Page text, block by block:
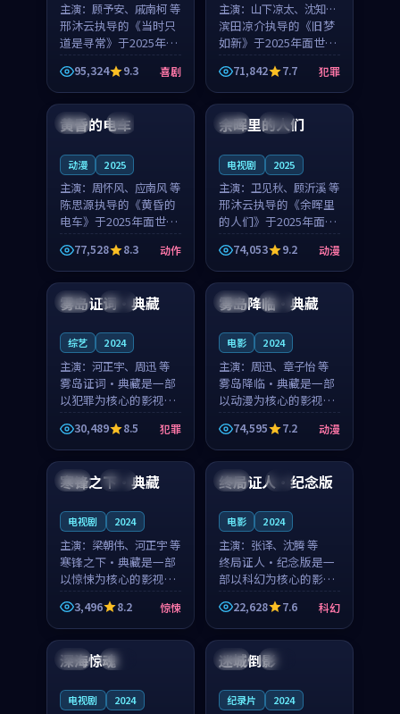
主演： 顾予安、戚南柯 等
邢沐云执导的《当时只
道是寻常》于2025年面
世，泰国的城市气质与
母女情深的人物心境共
同构筑了影片基调。顾
予安、戚南柯用细腻的
表演撑起整部喜剧电
95,324 9.3 喜剧
主演： 山下凉太、沈知韵
等
滨田凉介执导的《旧梦
如新》于2025年面世，
中国台湾的城市气质与
异国相遇的人物心境共
同构筑了影片基调。山
下凉太、沈知韵用细腻
的表演撑起整部犯罪
71,842 7.7 犯罪
日本 4K
黄昏的电车
动漫 2025
主演： 周怀风、应南风 等
陈思源执导的《黄昏的
电车》于2025年面世，
日本的城市气质与渔村
故事的人物心境共同构
筑了影片基调。周怀
风、应南风用细腻的表
演撑起整部动作电影，
77,528 8.3 动作
泰国 完结
余晖里的人们
电视剧 2025
主演： 卫见秋、顾沂溪 等
邢沐云执导的《余晖里
的人们》于2025年面
世，泰国的城市气质与
小镇生活的人物心境共
同构筑了影片基调。卫
见秋、顾沂溪用细腻的
表演撑起整部动漫电
74,053 9.2 动漫
韩国 热播
雾岛证词·典藏
综艺 2024
主演： 河正宇、周迅 等
雾岛证词·典藏是一部
以犯罪为核心的影视作
品，围绕危机、反转与
人物成长展开，整体节
奏紧凑，值得推荐观
看。
30,489 8.5 犯罪
韩国 完结
雾岛降临·典藏
电影 2024
主演： 周迅、章子怡 等
雾岛降临·典藏是一部
以动漫为核心的影视作
品，围绕危机、反转与
人物成长展开，整体节
奏紧凑，值得推荐观
看。
74,595 7.2 动漫
日本 杜比
寒锋之下·典藏
电视剧 2024
主演： 梁朝伟、河正宇 等
寒锋之下·典藏是一部
以惊悚为核心的影视作
品，围绕危机、反转与
人物成长展开，整体节
奏紧凑，值得推荐观
看。
3,496 8.2 惊悚
中国 4K
终局证人·纪念版
电影 2024
主演： 张译、沈腾 等
终局证人·纪念版是一
部以科幻为核心的影视
作品，围绕危机、反转
与人物成长展开，整体
节奏紧凑，值得推荐观
看。
22,628 7.6 科幻
中国 完结
深海惊魂
电视剧 2024
法国 热播
迷城倒影
纪录片 2024